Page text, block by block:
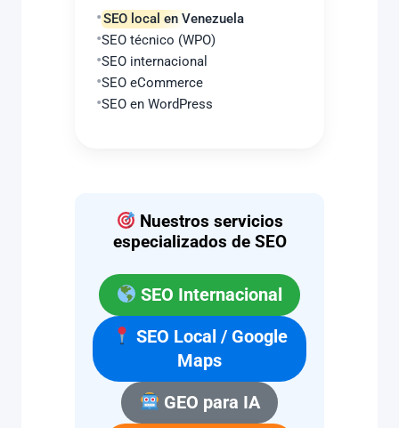
SEO local en Venezuela
SEO técnico (WPO)
SEO internacional
SEO eCommerce
SEO en WordPress
Nuestros servicios
especializados de SEO
SEO Internacional
SEO Local / Google
Maps
GEO para IA